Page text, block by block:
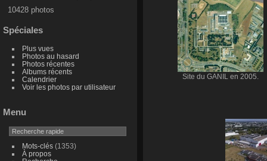
10428 photos
Spéciales
Plus vues
Photos au hasard
Photos récentes
Albums récents
Calendrier
Voir les photos par utilisateur
Menu
Mots-clés(1353)
À propos
Site du GANIL en 2005.